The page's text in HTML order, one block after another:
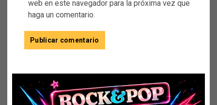
web en este navegador para la próxima vez que
haga un comentario.